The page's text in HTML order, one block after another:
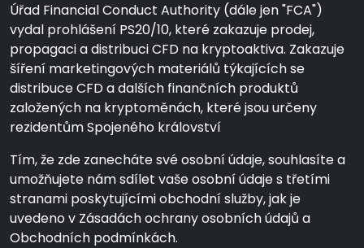
Úřad Financial Conduct Authority (dále jen "FCA")
vydal prohlášení PS20/10, které zakazuje prodej,
propagaci a distribuci CFD na kryptoaktiva. Zakazuje
šíření marketingových materiálů týkajících se
distribuce CFD a dalších finančních produktů
založených na kryptoměnách, které jsou určeny
rezidentům Spojeného království
Tím, že zde zanecháte své osobní údaje, souhlasíte a
umožňujete nám sdílet vaše osobní údaje s třetími
stranami poskytujícími obchodní služby, jak je
uvedeno v Zásadách ochrany osobních údajů a
Obchodních podmínkách.